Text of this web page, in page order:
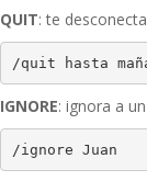
QUIT: te
/quit hasta
IGNORE: ignora a
/ignore Juan